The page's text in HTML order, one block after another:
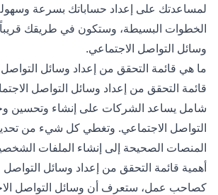
لمساعدتك على إعداد حساباتك بسرعة
الخطوات البسيطة، وستكون في طريقك قريباً
وسائل التواصل الاجتماعي.
ما هي قائمة التحقق من إعداد وسائل
قائمة التحقق من إعداد وسائل التواصل
شامل يساعد الشركات على إنشاء وتحسين
التواصل الاجتماعي. وتغطي كل شيء من تحديد
المنصات الصحيحة إلى إنشاء الملفات
أهمية قائمة التحقق من إعداد وسائل التواصل
كصاحب عمل، ستعرف أن وسائل التواصل